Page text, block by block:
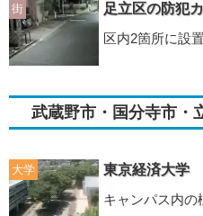
街
足立区の防犯
区内2箇所に設置
武蔵野市・国分寺市・
大学
東京経済大学
キャンパス内の